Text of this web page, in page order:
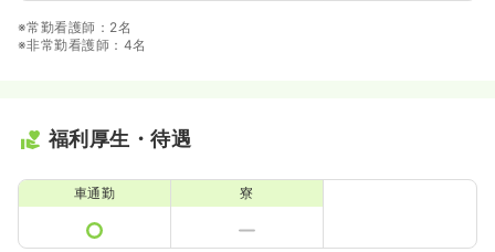
※常勤看護師：2名
※非常勤看護師：4名
福利厚生・待遇
車通勤 寮